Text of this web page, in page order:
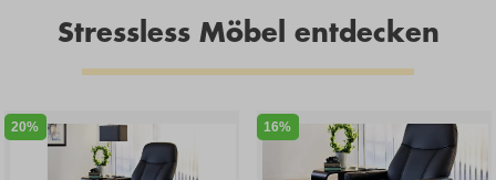
Stressless Möbel entdecken
20% 16%